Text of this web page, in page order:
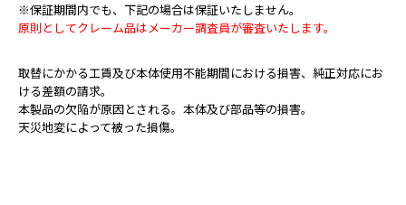
※保証期間内でも、下記の場合は保証いたしません。
原則としてクレーム品はメーカー調査員が審査いたします。
取替にかかる工賃及び本体使用不能期間における損害、純正対応にお
ける差額の請求。
本製品の欠陥が原因とされる。本体及び部品等の損害。
天災地変によって被った損傷。